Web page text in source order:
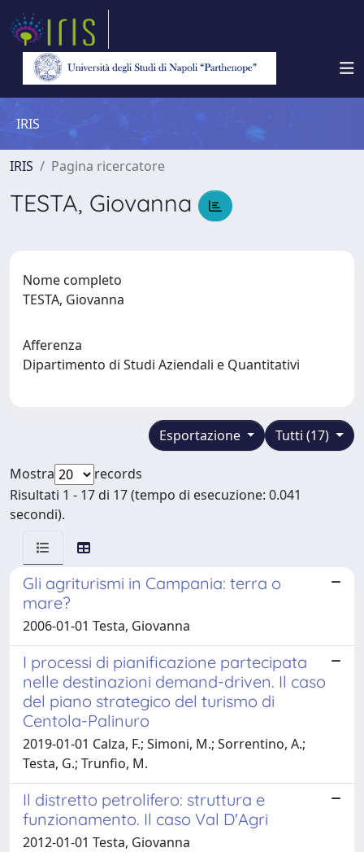
IRIS
IRIS Pagina ricercatore
TESTA, Giovanna
Nome completo
TESTA, Giovanna
Afferenza
Dipartimento di Studi Aziendali e Quantitativi
Tutti (17)
Esportazione
Mostra
records
Risultati 1 - 17 di 17 (tempo di esecuzione: 0.041
secondi).
Gli agriturismi in Campania: terra o
mare?
2006-01-01 Testa, Giovanna
I processi di pianificazione partecipata
nelle destinazioni demand-driven. Il caso
del piano strategico del turismo di
Centola-Palinuro
2019-01-01 Calza, F.; Simoni, M.; Sorrentino, A.;
Testa, G.; Trunfio, M.
Il distretto petrolifero: struttura e
funzionamento. Il caso Val D'Agri
2012-01-01 Testa, Giovanna